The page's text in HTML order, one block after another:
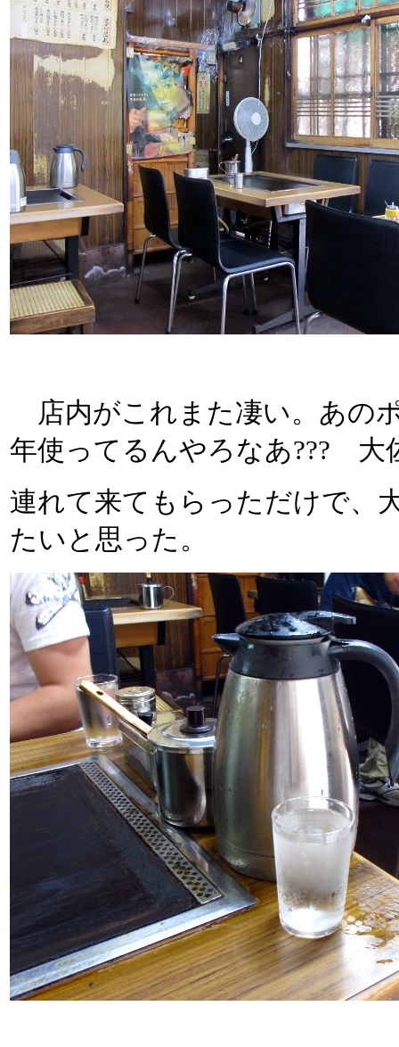
店内がこれまた凄い。あの
年使ってるんやろなあ??? 大
連れて来てもらっただけで、
たいと思った。